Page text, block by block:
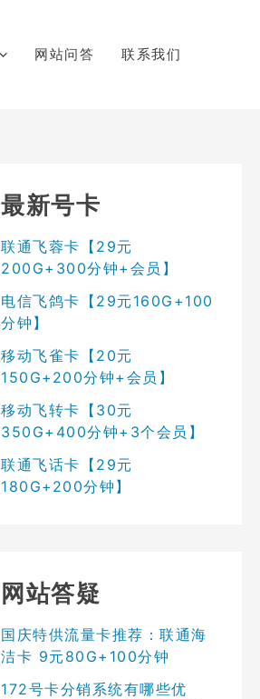
网站问答 联系我们
最新号卡
联通飞蓉卡【29元
200G+300分钟+会员】
电信飞鸽卡【29元160G+100
分钟】
移动飞雀卡【20元
150G+200分钟+会员】
移动飞转卡【30元
350G+400分钟+3个会员】
联通飞话卡【29元
180G+200分钟】
网站答疑
国庆特供流量卡推荐：联通海
洁卡 9元80G+100分钟
172号卡分销系统有哪些优